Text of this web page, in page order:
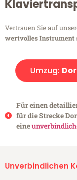
Vertrauen Sie auf
wertvolles Instrument
Umzug:
Für einen
für die Strecke
eine
Unverbindlichen